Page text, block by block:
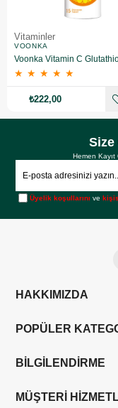
Vitaminler
VOONKA
★ ★ ★ ★ ★
₺222,00
Size
Hemen Kayıt
Üyelik koşullarını ve
HAKKIMIZDA
POPÜLER
BİLGİLENDİRME
MÜŞTERİ